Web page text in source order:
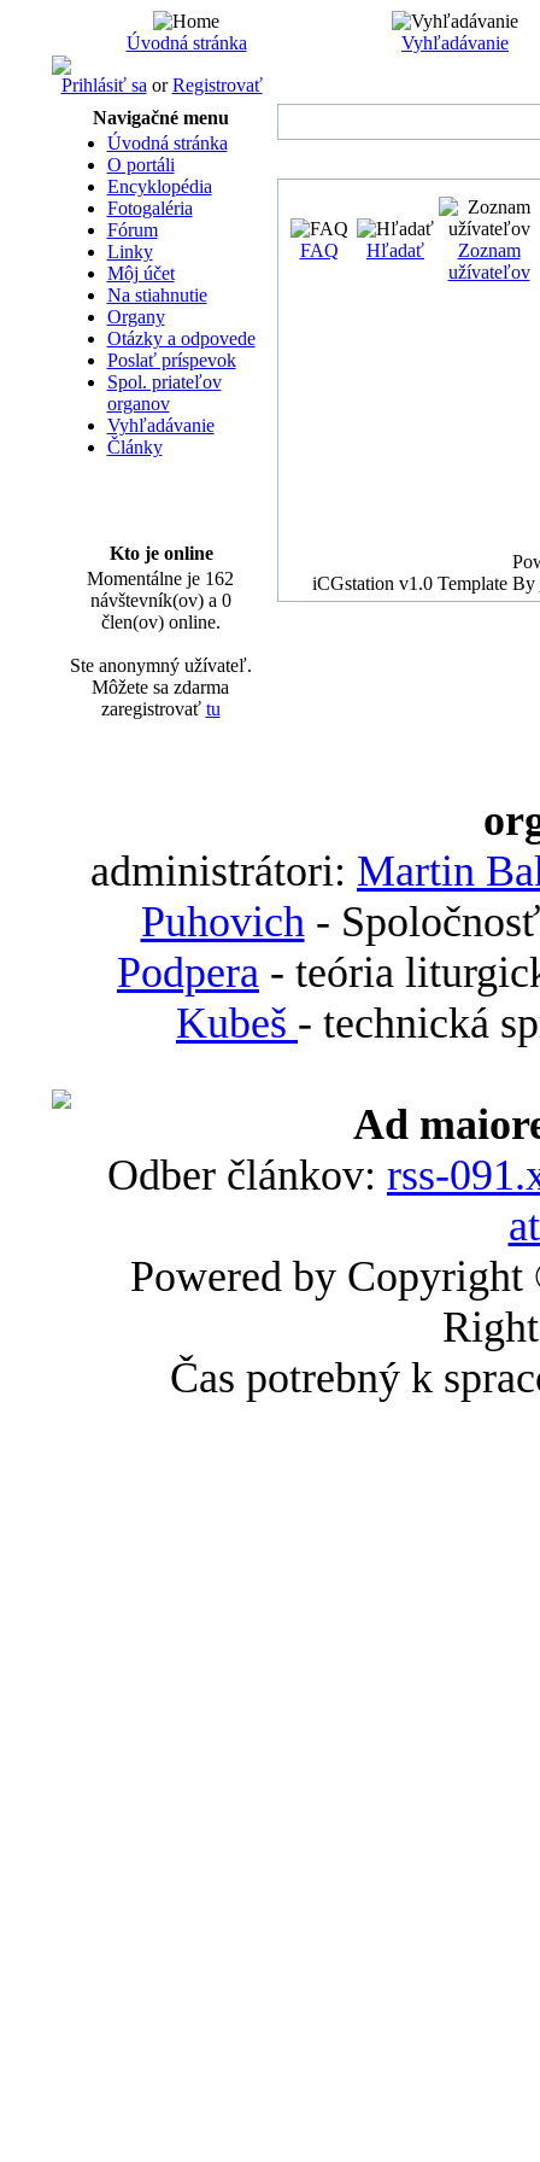
Úvodná stránka Vyhľadávanie
Prihlásiť sa orRegistrovať
Navigačné menu
Úvodná stránka
O portáli
Encyklopédia
Fotogaléria
Fórum
Linky
Môj účet
Na stiahnutie
Organy
Otázky a odpovede
Poslať príspevok
Spol. priateľov
organov
Vyhľadávanie
Články
Kto je online
Momentálne je 162
návštevník(ov) a 0
člen(ov) online.
Ste anonymný užívateľ.
Môžete sa zdarma
zaregistrovať tu
FAQ Hľadať
Zoznam
užívateľov
iCGstation v1.0 Template By
administrátori: Martin
Puhovich-
Podpera - teória
Kubeš - technická
Ad
Odber článkov: rss-
Powered by
Čas potrebný k